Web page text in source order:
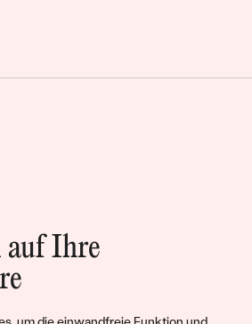
auf Ihre
wir
Schönheit und